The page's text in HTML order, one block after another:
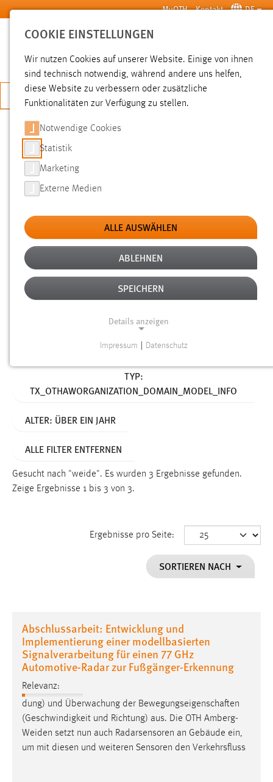
Zum Hauptinhalt springen MyOTH Kontakt DE
SUCHE
JETZT BEWERBEN
SUCHE
FILTER
Typ
Erstellungsdatum
Alter
TYP:
TX_OTHAWORGANIZATION_DOMAIN_MODEL_INFO
ALTER: ÜBER EIN JAHR
ALLE FILTER ENTFERNEN
Gesucht nach "weide". Es wurden 3 Ergebnisse gefunden.
Zeige Ergebnisse 1 bis 3 von 3.
Ergebnisse pro Seite:
SORTIEREN NACH
Abschlussarbeit: Entwicklung und
Implementierung einer modellbasierten
Signalverarbeitung für einen 77 GHz
Automotive-Radar zur Fußgänger-Erkennung
Relevanz:
dung) und Überwachung der Bewegungseigenschaften
(Geschwindigkeit und Richtung) aus. Die OTH Amberg-
Weiden setzt nun auch Radarsensoren an Gebäude ein,
um mit diesen und weiteren Sensoren den Verkehrsfluss
COOKIE EINSTELLUNGEN
Wir nutzen Cookies auf unserer Website. Einige von ihnen
sind technisch notwendig, während andere uns helfen,
diese Website zu verbessern oder zusätzliche
Funktionalitäten zur Verfügung zu stellen.
Notwendige Cookies
Statistik
Marketing
Externe Medien
ALLE AUSWÄHLEN
ABLEHNEN
SPEICHERN
Details anzeigen
Notwendige Cookies ermöglichen grundlegende
Funktionen und sind für die einwandfreie Funktion der
cookie_consent
Zweck:
Cookie Laufzeit:
staticfilecache
Zweck:
Für performante Seitenauslieferung wird in diesem Cookie
Sprachpräferenz
Name:
site-language-preference
Impressum Datenschutz